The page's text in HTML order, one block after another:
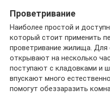
Проветривание
Наиболее простой и
который стоит применить
проветривание жилища. Для
открывают на несколько
поступают с кладовками и
впускают много
помогут обеззаразить